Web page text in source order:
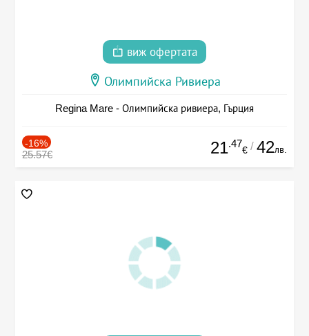
виж офертата
Олимпийска Ривиера
Regina Mare - Олимпийска ривиера, Гърция
-16%
25.57€ 21.47
€ / 42лв.